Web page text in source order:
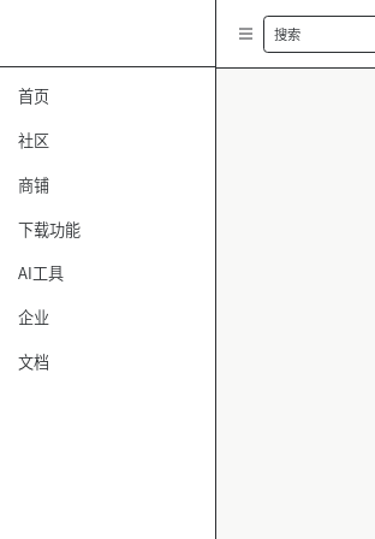
首页
社区
商铺
下载功能
AI工具
企业
文档
搜索